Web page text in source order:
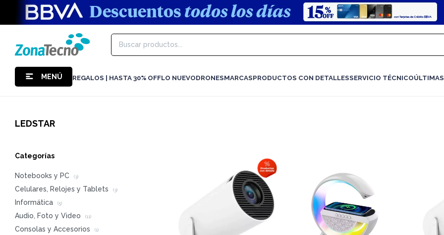
MENÚ REGALOS | HASTA 30% OFFLO NUEVODRONESMARCASPRODUCTOS CON DETALLESSERVICIO TÉCNICO
LEDSTAR
Categorías
Notebooks y PC (3)
Celulares, Relojes y Tablets (3)
Informática (5)
Audio, Foto y Video (11)
Consolas y Accesorios (1)